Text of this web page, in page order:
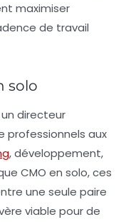
maximiser
de travail
solo
directeur
professionnels aux
, développement,
CMO en solo, ces
une seule paire
viable pour de